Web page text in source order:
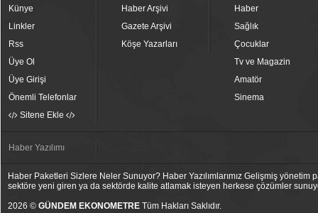
Künye
Linkler
Rss
Üye Ol
Üye Girişi
Önemli Telefonlar
Sitene Ekle
Haber Arşivi
Gazete Arşivi
Köşe Yazarları
Haber
Sağlık
Çocuklar
Tv ve Magazin
Amatör
Sinema
Haber Yazılımı
Haber Paketleri Sizlere Neler Sunuyor? Haber Yazılımlarımız Gelişmiş
sektöre yeni giren ya da sektörde kalite atlamak isteyen herkese çözümler
2026 © GÜNDEM EKONOMETRE Tüm Hakları Saklıdır.